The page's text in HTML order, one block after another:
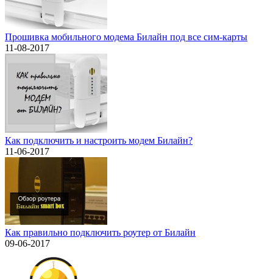
Прошивка мобильного модема Билайн под все сим-карты
11-08-2017
Как подключить и настроить модем Билайн?
11-06-2017
Как правильно подключить роутер от Билайн
09-06-2017